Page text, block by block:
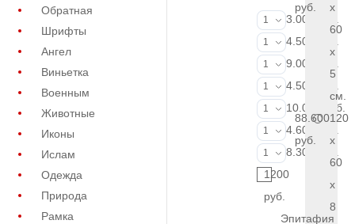
Обратная
Шрифты
Ангел
Виньетка
Военным
Животные
Иконы
Ислам
Одежда
Природа
Рамка
ФИО и даты
1
3.000 руб.
ФИО и даты
1
4.500 руб.
ФИО и даты
1
9.000 руб.
Портрет
1
4.500 руб.
Портрет
1
10.000 руб.
Фотокерамика
1
4.600 руб.
Фото на
1
8.300 руб.
1200
руб.
Эпитафия
руб.
x
60
x
5
см.
88.600
руб.
120
x
60
x
8